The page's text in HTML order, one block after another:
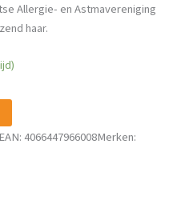
Allergie- en Astmavereniging
haar.
EAN: 4066447966008Merken: